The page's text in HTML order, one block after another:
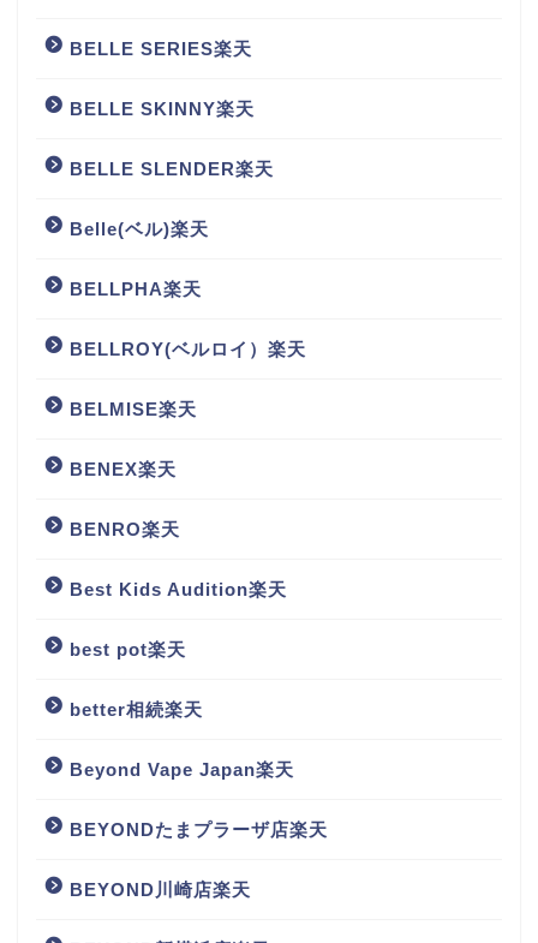
BELLE SERIES楽天
BELLE SKINNY楽天
BELLE SLENDER楽天
Belle(ベル)楽天
BELLPHA楽天
BELLROY(ベルロイ）楽天
BELMISE楽天
BENEX楽天
BENRO楽天
Best Kids Audition楽天
best pot楽天
better相続楽天
Beyond Vape Japan楽天
BEYONDたまプラーザ店楽天
BEYOND川崎店楽天